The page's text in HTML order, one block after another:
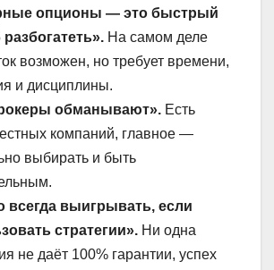
опционы — это быстрый
На самом деле
возможен, но требует времени,
и дисциплины.
обманывают». Есть
компаний, главное —
выбирать и быть
всегда выигрывать, если
стратегии». Ни одна
не даёт 100% гарантии, успех